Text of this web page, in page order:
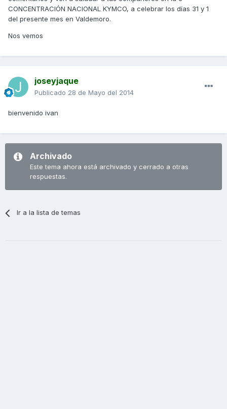
CONCENTRACIÓN NACIONAL KYMCO, a celebrar los días 31 y 1
del presente mes en Valdemoro.
Nos vemos
joseyjaque
Publicado 28 de Mayo del 2014
bienvenido ivan
Archivado
Este tema ahora está archivado y cerrado a otras
respuestas.
Ir a la lista de temas